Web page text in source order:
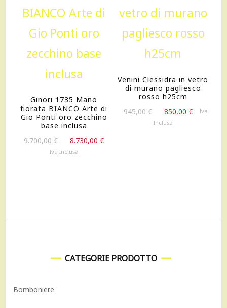
Ginori 1735 Mano
fiorata BIANCO Arte di
Gio Ponti oro zecchino
base inclusa
9.700,00€
prezzo
8.730,00€
Iva Inclusa
Venini Clessidra in vetro
di murano pagliesco
rosso h25cm
945,00€
prezzo
850,00 €
IlIva
Inclusa
CATEGORIE PRODOTTO
Bomboniere